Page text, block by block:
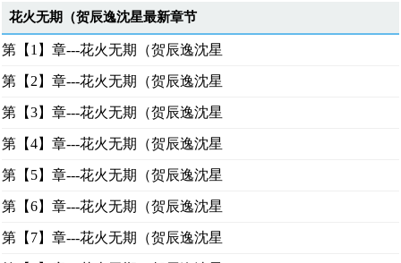
花火无期（贺辰逸沈星最新章节
第【1】章---花火无期（贺辰逸沈星
第【2】章---花火无期（贺辰逸沈星
第【3】章---花火无期（贺辰逸沈星
第【4】章---花火无期（贺辰逸沈星
第【5】章---花火无期（贺辰逸沈星
第【6】章---花火无期（贺辰逸沈星
第【7】章---花火无期（贺辰逸沈星